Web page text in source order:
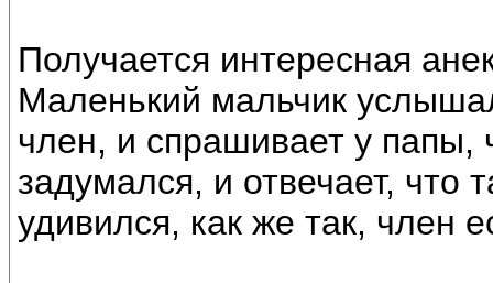
Получается интересная
Маленький мальчик
член, и спрашивает у папы,
задумался, и отвечает, что
удивился, как же так, член